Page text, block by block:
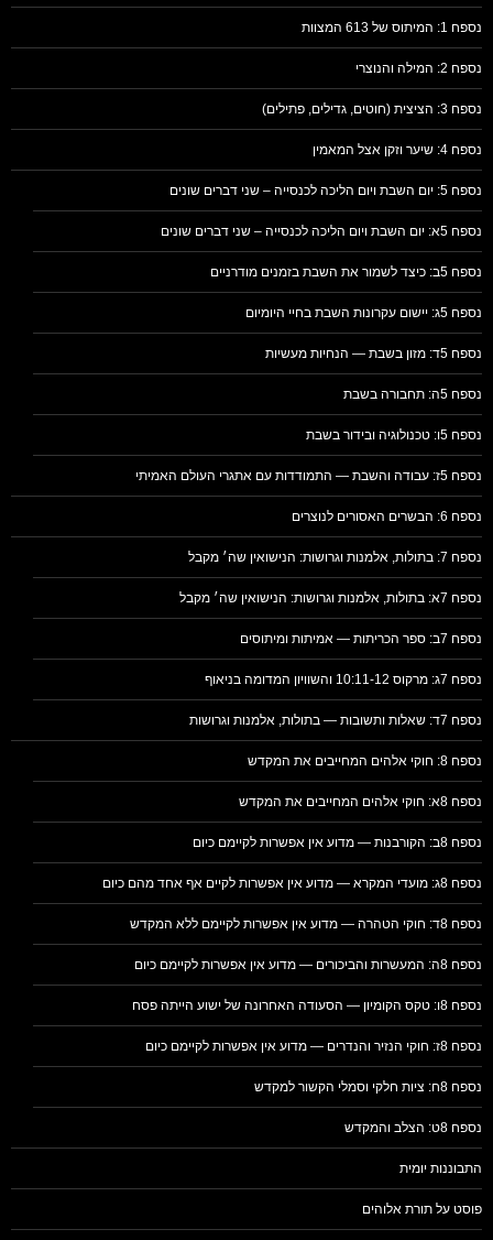
נספח 1: המיתוס של 613 המצוות
נספח 2: המילה והנוצרי
נספח 3: הציצית (חוטים, גדילים, פתילים)
נספח 4: שיער וזקן אצל המאמין
נספח 5: יום השבת ויום הליכה לכנסייה – שני דברים שונים
נספח 5א: יום השבת ויום הליכה לכנסייה – שני דברים שונים
נספח 5ב: כיצד לשמור את השבת בזמנים מודרניים
נספח 5ג: יישום עקרונות השבת בחיי היומיום
נספח 5ד: מזון בשבת — הנחיות מעשיות
נספח 5ה: תחבורה בשבת
נספח 5ו: טכנולוגיה ובידור בשבת
נספח 5ז: עבודה והשבת — התמודדות עם אתגרי העולם האמיתי
נספח 6: הבשרים האסורים לנוצרים
נספח 7: בתולות, אלמנות וגרושות: הנישואין שה׳ מקבל
נספח 7א: בתולות, אלמנות וגרושות: הנישואין שה׳ מקבל
נספח 7ב: ספר הכריתות — אמיתות ומיתוסים
נספח 7ג: מרקוס 10:11-12 והשוויון המדומה בניאוף
נספח 7ד: שאלות ותשובות — בתולות, אלמנות וגרושות
נספח 8: חוקי אלהים המחייבים את המקדש
נספח 8א: חוקי אלהים המחייבים את המקדש
נספח 8ב: הקורבנות — מדוע אין אפשרות לקיימם כיום
נספח 8ג: מועדי המקרא — מדוע אין אפשרות לקיים אף אחד מהם כיום
נספח 8ד: חוקי הטהרה — מדוע אין אפשרות לקיימם ללא המקדש
נספח 8ה: המעשרות והביכורים — מדוע אין אפשרות לקיימם כיום
נספח 8ו: טקס הקומיון — הסעודה האחרונה של ישוע הייתה פסח
נספח 8ז: חוקי הנזיר והנדרים — מדוע אין אפשרות לקיימם כיום
נספח 8ח: ציות חלקי וסמלי הקשור למקדש
נספח 8ט: הצלב והמקדש
התבוננות יומית
פוסט על תורת אלוהים